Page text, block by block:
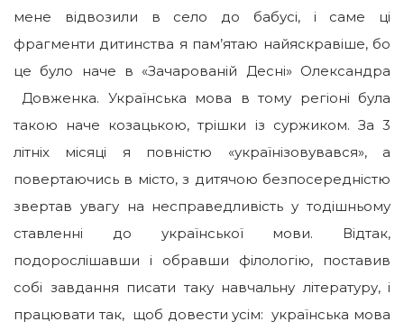
мене відвозили в село до бабусі, і саме ці
фрагменти дитинства я пам’ятаю найяскравіше, бо
це було наче в «Зачарованій Десні» Олександра
Довженка. Українська мова в тому регіоні була
такою наче козацькою, трішки із суржиком. За 3
літніх місяці я повністю «українізовувався», а
повертаючись в місто, з дитячою безпосередністю
звертав увагу на несправедливість у тодішньому
ставленні до української мови. Відтак,
подорослішавши і обравши філологію, поставив
собі завдання писати таку навчальну літературу, і
працювати так, щоб довести усім: українська мова